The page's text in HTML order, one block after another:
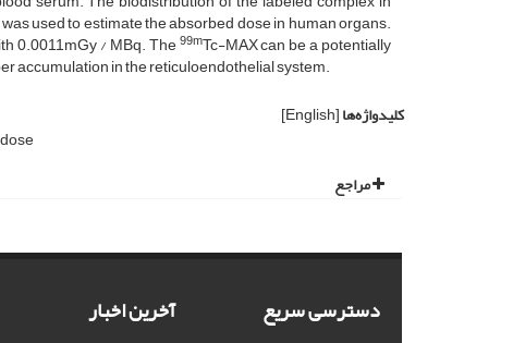
used to estimate the absorbed dose in human organs.
0.0011mGy / MBq. The99mTc-MAX can be a potentially
accumulation in the reticuloendothelial system.
کلیدواژه‌ها[English]
مراجع
دسترسی سریع آخرین اخبار